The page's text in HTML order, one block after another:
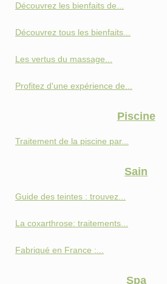
Découvrez les bienfaits de...
Découvrez tous les bienfaits...
Les vertus du massage...
Profitez d'une expérience de...
Piscine
Traitement de la piscine par...
Sain
Guide des teintes : trouvez...
La coxarthrose: traitements...
Fabriqué en France :...
Spa